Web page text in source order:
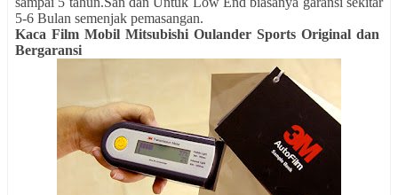
5-6 Bulan semenjak pemasangan.
Kaca Film Mobil Mitsubishi Oulander Sports Original dan
Bergaransi